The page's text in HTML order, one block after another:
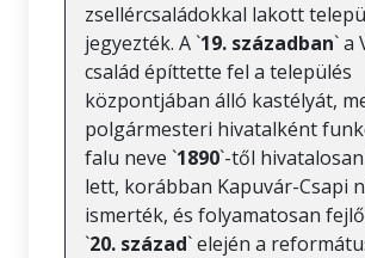
zsellércsaládokkal lakott
jegyezték. A `19. században` a
család építtette fel a település
központjában álló kastélyát,
polgármesteri hivatalként
falu neve `1890`-től
lett, korábban Kapuvár-Csapi
ismerték, és folyamatosan
`20. század` elején a